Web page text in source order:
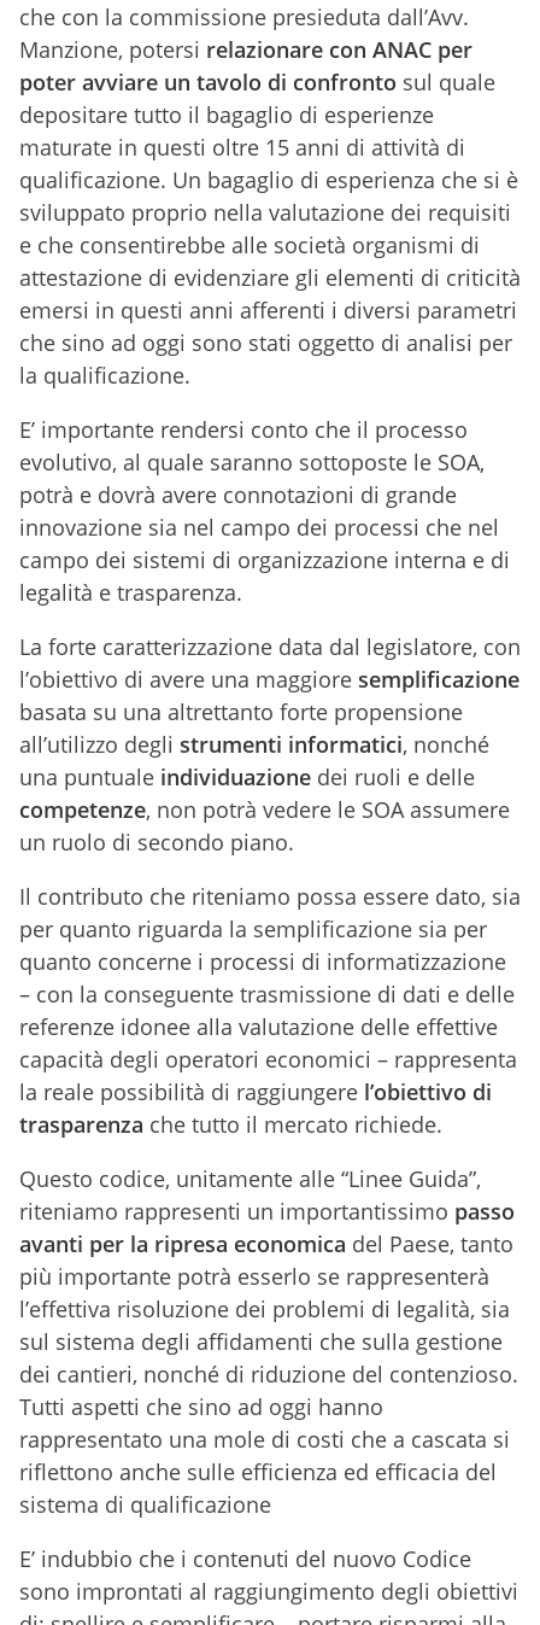
che con la commissione presieduta dall’Avv.
Manzione, potersi relazionare con ANAC per
poter avviare un tavolo di confronto sul quale
depositare tutto il bagaglio di esperienze
maturate in questi oltre 15 anni di attività di
qualificazione. Un bagaglio di esperienza che si è
sviluppato proprio nella valutazione dei requisiti
e che consentirebbe alle società organismi di
attestazione di evidenziare gli elementi di criticità
emersi in questi anni afferenti i diversi parametri
che sino ad oggi sono stati oggetto di analisi per
la qualificazione.
E’ importante rendersi conto che il processo
evolutivo, al quale saranno sottoposte le SOA,
potrà e dovrà avere connotazioni di grande
innovazione sia nel campo dei processi che nel
campo dei sistemi di organizzazione interna e di
legalità e trasparenza.
La forte caratterizzazione data dal legislatore, con
l’obiettivo di avere una maggiore semplificazione
basata su una altrettanto forte propensione
all’utilizzo degli strumenti informatici, nonché
una puntuale individuazione dei ruoli e delle
competenze, non potrà vedere le SOA assumere
un ruolo di secondo piano.
Il contributo che riteniamo possa essere dato, sia
per quanto riguarda la semplificazione sia per
quanto concerne i processi di informatizzazione
– con la conseguente trasmissione di dati e delle
referenze idonee alla valutazione delle effettive
capacità degli operatori economici – rappresenta
la reale possibilità di raggiungere l’obiettivo di
trasparenza che tutto il mercato richiede.
Questo codice, unitamente alle “Linee Guida”,
riteniamo rappresenti un importantissimo passo
avanti per la ripresa economica del Paese, tanto
più importante potrà esserlo se rappresenterà
l’effettiva risoluzione dei problemi di legalità, sia
sul sistema degli affidamenti che sulla gestione
dei cantieri, nonché di riduzione del contenzioso.
Tutti aspetti che sino ad oggi hanno
rappresentato una mole di costi che a cascata si
riflettono anche sulle efficienza ed efficacia del
sistema di qualificazione
E’ indubbio che i contenuti del nuovo Codice
sono improntati al raggiungimento degli obiettivi